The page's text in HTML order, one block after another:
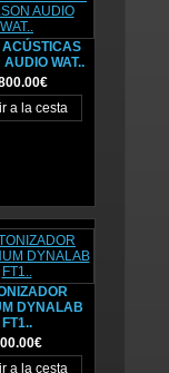
AUDIO WAT..
DYNALAB
FT1..